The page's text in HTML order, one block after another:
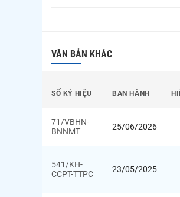
VĂN BẢN KHÁC
SỐ KÝ HIỆU BAN HÀNH
71/VBHN-
BNNMT
25/06/2026
541/KH-
CCPT-TTPC
23/05/2025